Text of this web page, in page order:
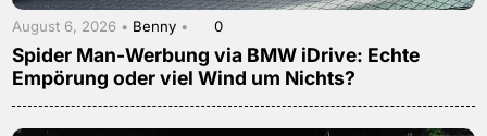
August 6, 2026 • Benny • 0
Spider Man-Werbung via BMW iDrive: Echte
Empörung oder viel Wind um Nichts?